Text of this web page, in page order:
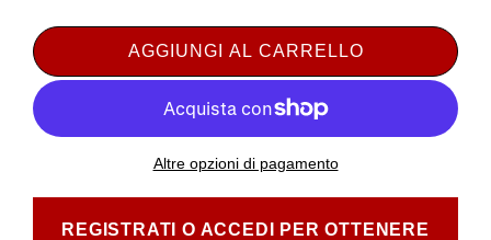
AGGIUNGI AL CARRELLO
Altre opzioni di pagamento
REGISTRATI O ACCEDI PER OTTENERE